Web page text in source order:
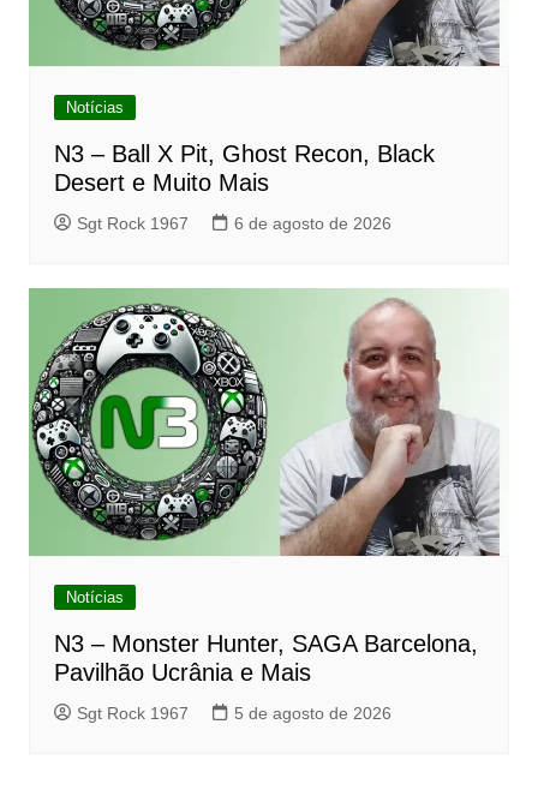
Notícias
N3 – Ball X Pit, Ghost Recon, Black
Desert e Muito Mais
Sgt Rock 1967 6 de agosto de 2026
Notícias
N3 – Monster Hunter, SAGA Barcelona,
Pavilhão Ucrânia e Mais
Sgt Rock 1967 5 de agosto de 2026